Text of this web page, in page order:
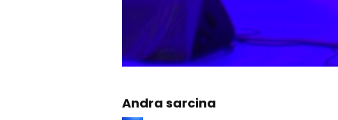
Andra sarcina